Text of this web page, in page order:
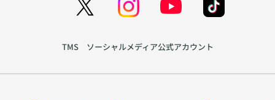
TMS ソーシャルメディア公式アカウント